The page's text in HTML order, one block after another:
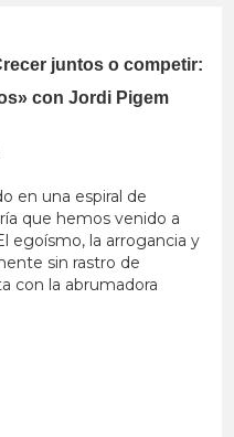
juntos o competir:
con Jordi Pigem
en una espiral de
que hemos venido a
egoísmo, la arrogancia y
sin rastro de
con la abrumadora